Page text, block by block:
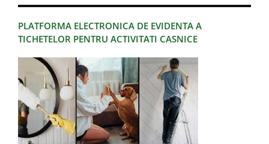
PLATFORMA ELECTRONICA DE EVIDENTA A
TICHETELOR PENTRU ACTIVITATI CASNICE